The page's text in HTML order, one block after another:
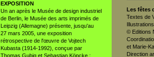
EXPOSITION
Un an après le Musée de design industriel
de Berlin, le Musée des arts imprimés de
Leipzig (Allemagne) présente, jusqu'au
27 mars 2005, une exposition
rétrospective de l'œuvre de Vojtech
Kubasta (1914-1992), conçue par
Thomas Gubig et Sebastian Köpcke :
Les fêtes
Textes de
© Editions
et Marie-
Direction